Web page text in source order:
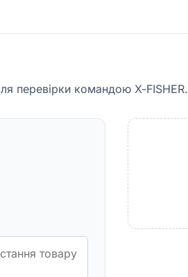
перевірки командою X-FISHER.